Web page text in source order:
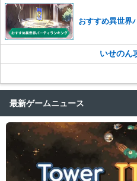
おすすめ異世界
いせのん
最新ゲームニュース